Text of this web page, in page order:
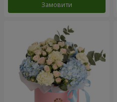
Замовити